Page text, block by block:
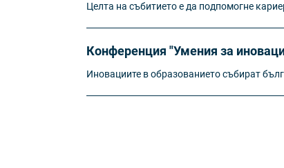
Целта на събитието е да подпомогне
Конференция "Умения за
Иновациите в образованието събират